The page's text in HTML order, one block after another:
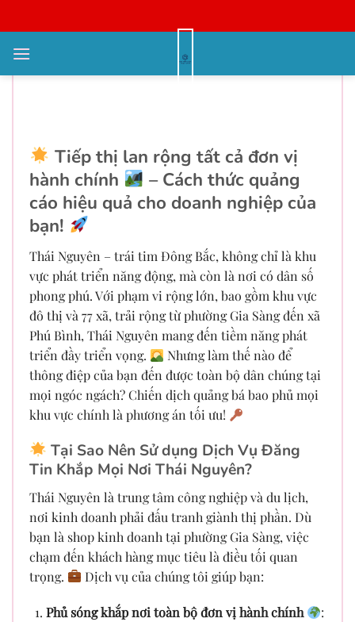
qua
nội
Lan tỏa thông điệp diễn đàn đồng
Tiếp thị lan rộng tất cả đơn vị
hành chính
– Cách thức quảng
cáo hiệu quả cho doanh nghiệp của
bạn!
Thái Nguyên – trái tim Đông Bắc, không chỉ là khu
vực phát triển năng động, mà còn là nơi có dân số
phong phú. Với phạm vi rộng lớn, bao gồm khu vực
đô thị và 77 xã, trải rộng từ phường Gia Sàng đến xã
Phú Bình, Thái Nguyên mang đến tiềm năng phát
triển đầy triển vọng.
Nhưng làm thế nào để
thông điệp của bạn đến được toàn bộ dân chúng tại
mọi ngóc ngách? Chiến dịch quảng bá bao phủ mọi
khu vực chính là phương án tối ưu!
Tại Sao Nên Sử dụng Dịch Vụ Đăng
Tin Khắp Mọi Nơi Thái Nguyên?
Thái Nguyên là trung tâm công nghiệp và du lịch,
nơi kinh doanh phải đấu tranh giành thị phần. Dù
bạn là shop kinh doanh tại phường Gia Sàng, việc
chạm đến khách hàng mục tiêu là điều tối quan
trọng.
Dịch vụ của chúng tôi giúp bạn:
Phủ sóng khắp nơi toàn bộ đơn vị hành chính
: